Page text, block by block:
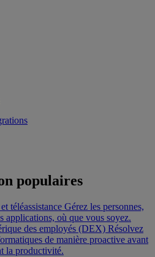
populaires
téléassistance Gérez les personnes,
applications, où que vous soyez.
des employés (DEX) Résolvez
de manière proactive avant
la productivité.